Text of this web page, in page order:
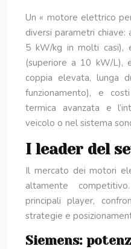
Un « motore elettrico
diversi parametri
5 kW/kg in molti casi),
(superiore a 10 kW/L),
coppia elevata, lunga
funzionamento), e
termica avanzata e
veicolo o nel sistema
I leader del
Il mercato dei motori
altamente
principali player,
strategie e
Siemens: